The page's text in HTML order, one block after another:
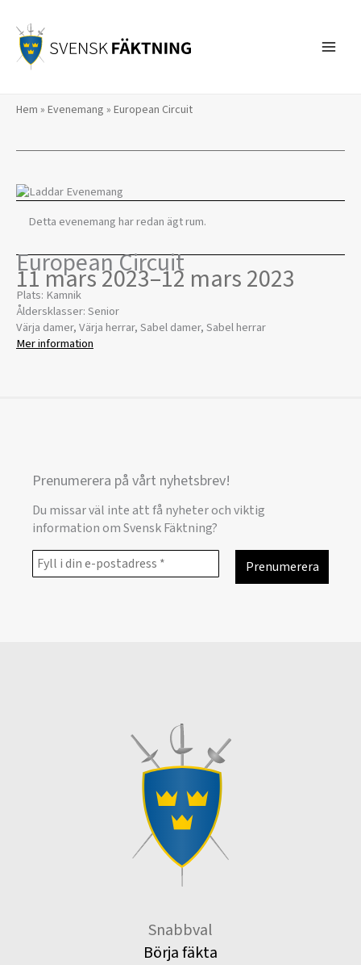
innehåll
Hem » Evenemang » European Circuit
Detta evenemang har redan ägt rum.
European Circuit
11 mars 2023–12 mars 2023
Plats: Kamnik
Åldersklasser: Senior
Värja damer, Värja herrar, Sabel damer, Sabel herrar
Mer information
Prenumerera på vårt nyhetsbrev!
Du missar väl inte att få nyheter och viktig
information om Svensk Fäktning?
Snabbval
Börja fäkta